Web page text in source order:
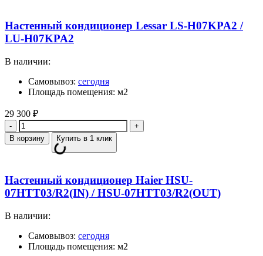
Настенный кондиционер Lessar LS-H07KPA2 /
LU-H07KPA2
В наличии:
Самовывоз: сегодня
Площадь помещения: м2
29 300 ₽
Количество
В корзину Купить в 1 клик
Настенный кондиционер Haier HSU-
07HTT03/R2(IN) / HSU-07HTT03/R2(OUT)
В наличии:
Самовывоз: сегодня
Площадь помещения: м2